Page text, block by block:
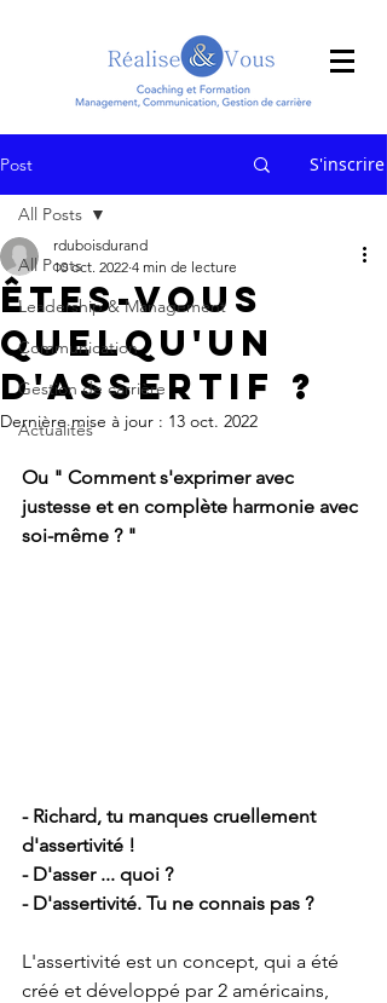
Post S'inscrire
All Posts
Leadership & Management
Communication
Gestion de carrière
Actualités
All Posts
Êtes-vous
quelqu'un
d'assertif ?
rduboisdurand
10 oct. 2022 4 min de lecture
Dernière mise à jour : 13 oct. 2022
Ou " Comment s'exprimer avec
justesse et en complète harmonie avec
soi-même ? "
- Richard, tu manques cruellement
d'assertivité !
- D'asser ... quoi ?
- D'assertivité. Tu ne connais pas ?
L'assertivité est un concept, qui a été
créé et développé par 2 américains,